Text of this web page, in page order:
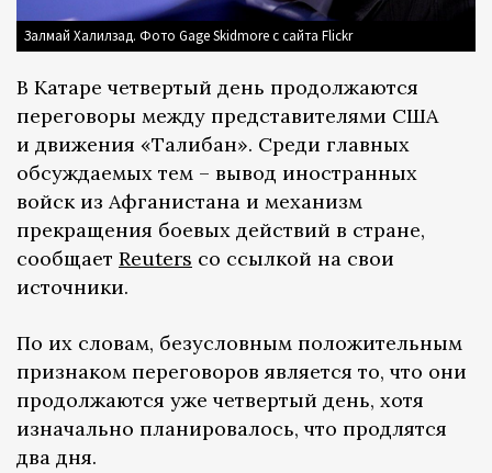
Залмай Халилзад. Фото Gage Skidmore с сайта Flickr
В Катаре четвертый день продолжаются
переговоры между представителями США
и движения «Талибан». Среди главных
обсуждаемых тем – вывод иностранных
войск из Афганистана и механизм
прекращения боевых действий в стране,
сообщает Reuters со ссылкой на свои
источники.
По их словам, безусловным положительным
признаком переговоров является то, что они
продолжаются уже четвертый день, хотя
изначально планировалось, что продлятся
два дня.